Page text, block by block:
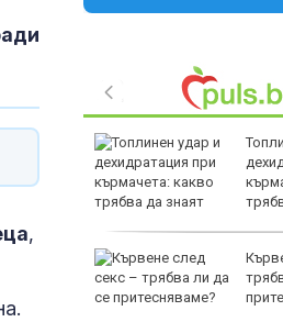
,